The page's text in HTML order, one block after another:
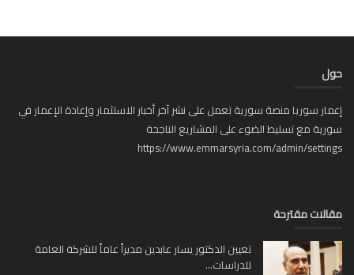
سوريا منصة سورية تعمل على نشر آخر أخبار الاستثمار وإعادة الإعمار في
مع تسليط الضوء على المشاريع الناجحة
https://www.emmarsyria.com/admin/
مقترحة
تعيين الدكتور يسار عابدين مديراً عاماً للشركة العامة
للدراسات...